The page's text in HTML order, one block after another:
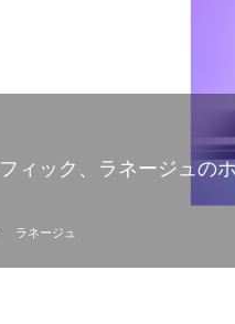
ィック、ラネージュの
ラネージュ